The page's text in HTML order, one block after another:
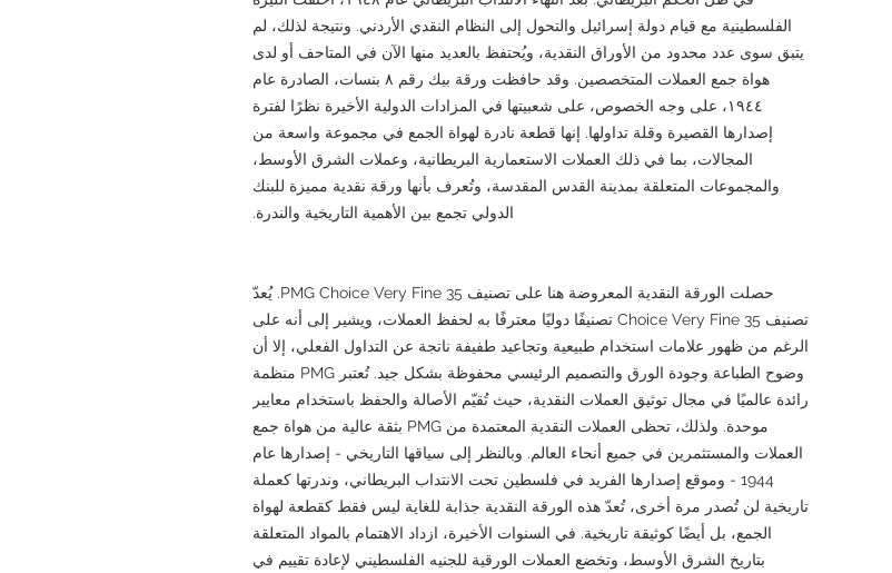
الفلسطينية مع قيام دولة إسرائيل والتحول إلى النظام النقدي الأردني. ونتيجة لذلك، لم
يتبق سوى عدد محدود من الأوراق النقدية، ويُحتفظ بالعديد منها الآن في المتاحف أو لدى
هواة جمع العملات المتخصصين. وقد حافظت ورقة بيك رقم ٨ بنسات، الصادرة عام
١٩٤٤، على وجه الخصوص، على شعبيتها في المزادات الدولية الأخيرة نظرًا لفترة
إصدارها القصيرة وقلة تداولها. إنها قطعة نادرة لهواة الجمع في مجموعة واسعة من
المجالات، بما في ذلك العملات الاستعمارية البريطانية، وعملات الشرق الأوسط،
والمجموعات المتعلقة بمدينة القدس المقدسة، وتُعرف بأنها ورقة نقدية مميزة للبنك
الدولي تجمع بين الأهمية التاريخية والندرة.
حصلت الورقة النقدية المعروضة هنا على تصنيف PMG Choice Very Fine 35. يُعدّ
تصنيف Choice Very Fine 35 تصنيفًا دوليًا معترفًا به لحفظ العملات، ويشير إلى أنه على
الرغم من ظهور علامات استخدام طبيعية وتجاعيد طفيفة ناتجة عن التداول الفعلي، إلا أن
وضوح الطباعة وجودة الورق والتصميم الرئيسي محفوظة بشكل جيد. تُعتبر PMG منظمة
رائدة عالميًا في مجال توثيق العملات النقدية، حيث تُقيّم الأصالة والحفظ باستخدام معايير
موحدة. ولذلك، تحظى العملات النقدية المعتمدة من PMG بثقة عالية من هواة جمع
العملات والمستثمرين في جميع أنحاء العالم. وبالنظر إلى سياقها التاريخي - إصدارها عام
1944 - وموقع إصدارها الفريد في فلسطين تحت الانتداب البريطاني، وندرتها كعملة
تاريخية لن تُصدر مرة أخرى، تُعدّ هذه الورقة النقدية جذابة للغاية ليس فقط كقطعة لهواة
الجمع، بل أيضًا كوثيقة تاريخية. في السنوات الأخيرة، ازداد الاهتمام بالمواد المتعلقة
بتاريخ الشرق الأوسط، وتخضع العملات الورقية للجنيه الفلسطيني لإعادة تقييم في